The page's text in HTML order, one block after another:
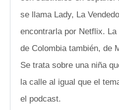
se llama Lady, La
encontrarla por Netflix.
de Colombia también, de
Se trata sobre una niña
la calle al igual que el
el podcast.